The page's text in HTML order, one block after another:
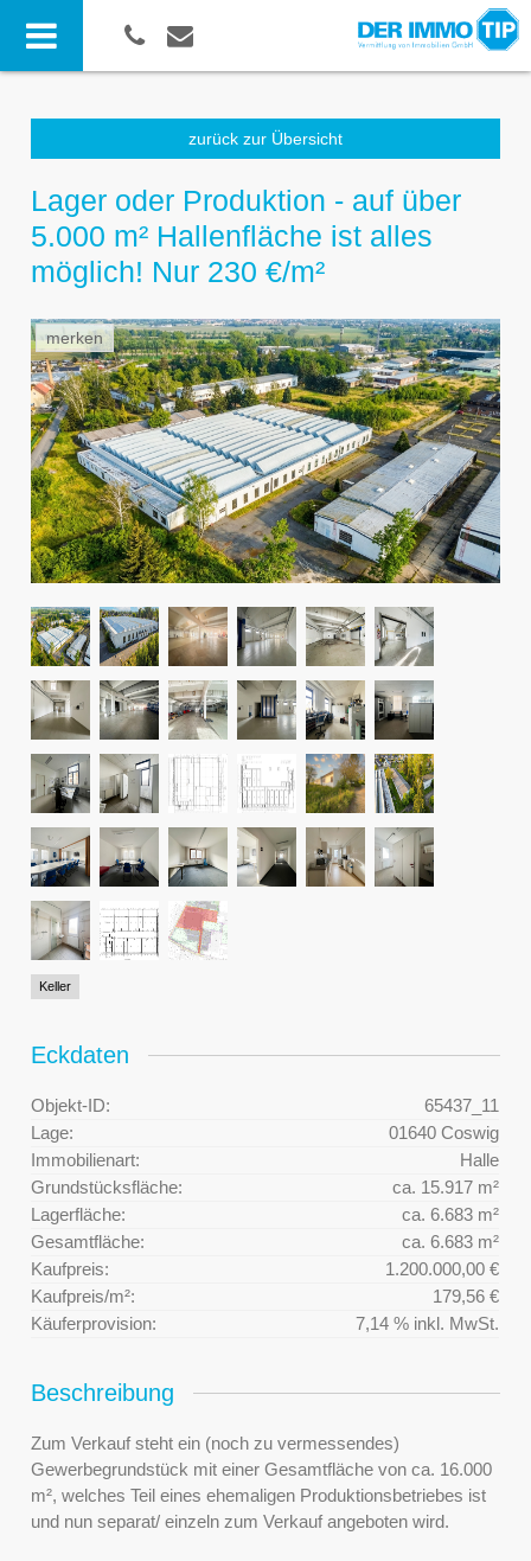
zurück zur Übersicht
Lager oder Produktion - auf über
5.000 m² Hallenfläche ist alles
möglich! Nur 230 €/m²
merken
Keller
Eckdaten
Objekt-ID:
65437_11
Lage:
01640 Coswig
Immobilienart:
Halle
Grundstücksfläche:
ca. 15.917 m²
Lagerfläche:
ca. 6.683 m²
Gesamtfläche:
ca. 6.683 m²
Kaufpreis:
1.200.000,00 €
Kaufpreis/m²:
179,56 €
Käuferprovision:
7,14 % inkl. MwSt.
Beschreibung
Zum Verkauf steht ein (noch zu vermessendes)
Gewerbegrundstück mit einer Gesamtfläche von ca. 16.000
m², welches Teil eines ehemaligen Produktionsbetriebes ist
und nun separat/ einzeln zum Verkauf angeboten wird.